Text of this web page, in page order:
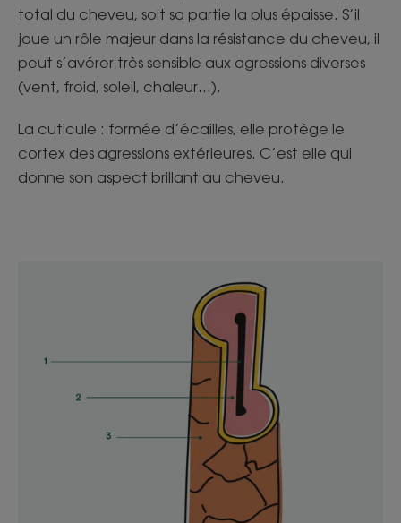
total du cheveu, soit sa partie la plus épaisse. S’il
joue un rôle majeur dans la résistance du cheveu, il
peut s’avérer très sensible aux agressions diverses
(vent, froid, soleil, chaleur…).
La cuticule : formée d’écailles, elle protège le
cortex des agressions extérieures. C’est elle qui
donne son aspect brillant au cheveu.